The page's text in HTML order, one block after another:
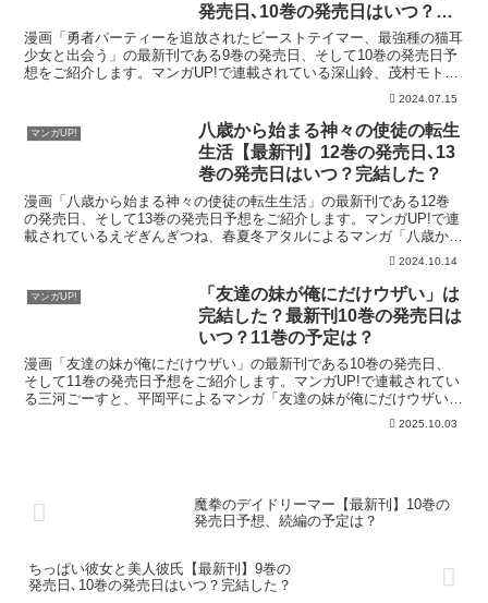
発売日､10巻の発売日はいつ？完
結した？
漫画「勇者パーティーを追放されたビーストテイマー、最強種の猫耳
少女と出会う」の最新刊である9巻の発売日、そして10巻の発売日予
想をご紹介します。マンガUP!で連載されている深山鈴、茂村モトに
よるファンタジー漫画「勇者パーティーを追放されたビ...
2024.07.15
マンガUP!
八歳から始まる神々の使徒の転生
生活【最新刊】12巻の発売日､13
巻の発売日はいつ？完結した？
漫画「八歳から始まる神々の使徒の転生生活」の最新刊である12巻
の発売日、そして13巻の発売日予想をご紹介します。マンガUP!で連
載されているえぞぎんぎつね、春夏冬アタルによるマンガ「八歳から
始まる神々の使徒の転生生活」の最新刊の発売日はこち...
2024.10.14
マンガUP!
「友達の妹が俺にだけウザい」は
完結した？最新刊10巻の発売日は
いつ？11巻の予定は？
漫画「友達の妹が俺にだけウザい」の最新刊である10巻の発売日、
そして11巻の発売日予想をご紹介します。マンガUP!で連載されてい
る三河ごーすと、平岡平によるマンガ「友達の妹が俺にだけウザい」
の最新刊の発売日はこちら！漫画「友達の妹が俺にだけ...
2025.10.03
魔拳のデイドリーマー【最新刊】10巻の
発売日予想、続編の予定は？
ちっぱい彼女と美人彼氏【最新刊】9巻の
発売日､10巻の発売日はいつ？完結した？